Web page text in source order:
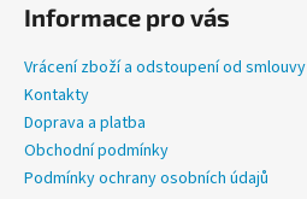
HLEDAT
D
o
p
Informace pro vás
Vrácení zboží a odstoupení od smlouvy
Kontakty
Doprava a platba
Obchodní podmínky
Podmínky ochrany osobních údajů